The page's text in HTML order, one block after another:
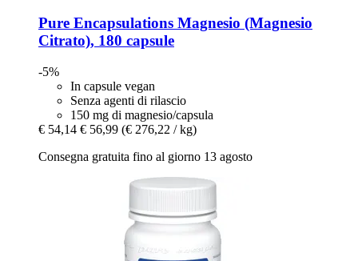
Pure Encapsulations Magnesio (Magnesio
Citrato), 180 capsule
-5%
In capsule vegan
Senza agenti di rilascio
150 mg di magnesio/capsula
€ 54,14 € 56,99 (€ 276,22 / kg)
Consegna gratuita fino al giorno 13 agosto